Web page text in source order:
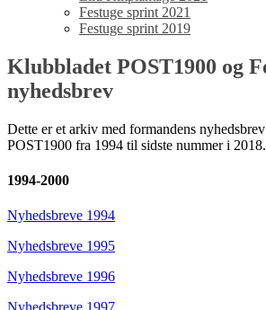
Festuge sprint 2021
Festuge sprint 2019
Klubbladet POST1900 og
nyhedsbrev
Dette er et arkiv med formandens
POST1900 fra 1994 til sidste nummer i 2018.
1994-2000
Nyhedsbreve 1994
Nyhedsbreve 1995
Nyhedsbreve 1996